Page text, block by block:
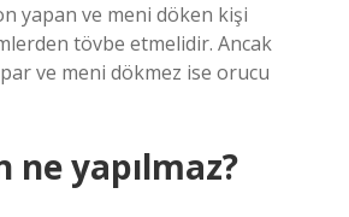
yapan ve meni döken kişi
tövbe etmelidir. Ancak
ve meni dökmez ise orucu
ne yapılmaz?